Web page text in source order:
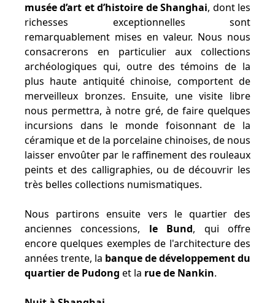
musée d’art et d’histoire de Shanghai, dont les
richesses exceptionnelles sont
remarquablement mises en valeur. Nous nous
consacrerons en particulier aux collections
archéologiques qui, outre des témoins de la
plus haute antiquité chinoise, comportent de
merveilleux bronzes. Ensuite, une visite libre
nous permettra, à notre gré, de faire quelques
incursions dans le monde foisonnant de la
céramique et de la porcelaine chinoises, de nous
laisser envoûter par le raffinement des rouleaux
peints et des calligraphies, ou de découvrir les
très belles collections numismatiques.
Nous partirons ensuite vers le quartier des
anciennes concessions, le Bund, qui offre
encore quelques exemples de l'architecture des
années trente, la banque de développement du
quartier de Pudong et la rue de Nankin.